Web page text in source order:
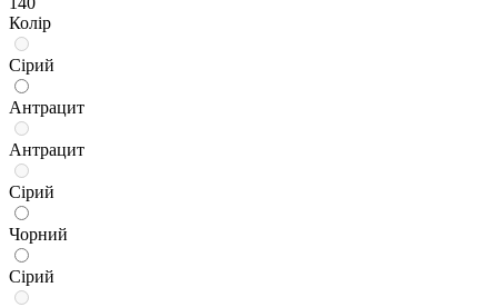
Колір
Сірий
Антрацит
Антрацит
Сірий
Чорний
Сірий